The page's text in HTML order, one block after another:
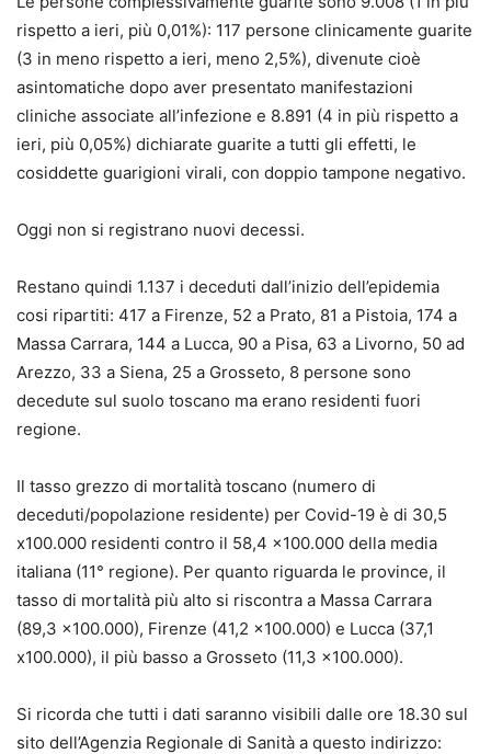
rispetto a ieri, più 0,01%): 117 persone clinicamente guarite
(3 in meno rispetto a ieri, meno 2,5%), divenute cioè
asintomatiche dopo aver presentato manifestazioni
cliniche associate all’infezione e 8.891 (4 in più rispetto a
ieri, più 0,05%) dichiarate guarite a tutti gli effetti, le
cosiddette guarigioni virali, con doppio tampone negativo.
Oggi non si registrano nuovi decessi.
Restano quindi 1.137 i deceduti dall’inizio dell’epidemia
cosi ripartiti: 417 a Firenze, 52 a Prato, 81 a Pistoia, 174 a
Massa Carrara, 144 a Lucca, 90 a Pisa, 63 a Livorno, 50 ad
Arezzo, 33 a Siena, 25 a Grosseto, 8 persone sono
decedute sul suolo toscano ma erano residenti fuori
regione.
Il tasso grezzo di mortalità toscano (numero di
deceduti/popolazione residente) per Covid-19 è di 30,5
x100.000 residenti contro il 58,4 x100.000 della media
italiana (11° regione). Per quanto riguarda le province, il
tasso di mortalità più alto si riscontra a Massa Carrara
(89,3 x100.000), Firenze (41,2 x100.000) e Lucca (37,1
x100.000), il più basso a Grosseto (11,3 x100.000).
Si ricorda che tutti i dati saranno visibili dalle ore 18.30 sul
sito dell’Agenzia Regionale di Sanità a questo indirizzo: